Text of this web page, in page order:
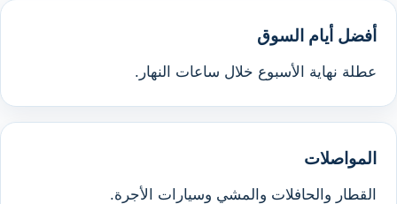
أفضل أيام السوق
عطلة نهاية الأسبوع خلال ساعات النهار.
المواصلات
القطار والحافلات والمشي وسيارات الأجرة.